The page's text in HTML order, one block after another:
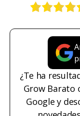
¿Te ha
Grow Barato
Google y